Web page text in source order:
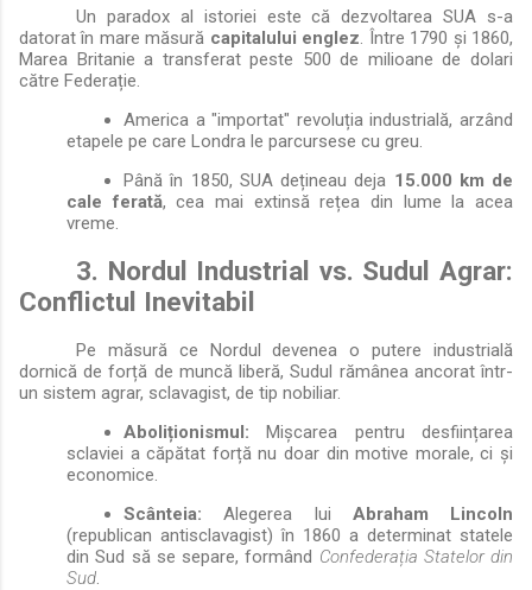
Un paradox al istoriei este că dezvoltarea SUA s-a
datorat în mare măsură capitalului englez. Între 1790 și 1860,
Marea Britanie a transferat peste 500 de milioane de dolari
către Federație.
America a "importat" revoluția industrială, arzând
etapele pe care Londra le parcursese cu greu.
Până în 1850, SUA dețineau deja 15.000 km de
cale ferată, cea mai extinsă rețea din lume la acea
vreme.
3. Nordul Industrial vs. Sudul Agrar:
Conflictul Inevitabil
Pe măsură ce Nordul devenea o putere industrială
dornică de forță de muncă liberă, Sudul rămânea ancorat într-
un sistem agrar, sclavagist, de tip nobiliar.
Aboliționismul: Mișcarea pentru desființarea
sclaviei a căpătat forță nu doar din motive morale, ci și
economice.
Scânteia: Alegerea lui Abraham Lincoln
(republican antisclavagist) în 1860 a determinat statele
din Sud să se separe, formând Confederația Statelor din
Sud.